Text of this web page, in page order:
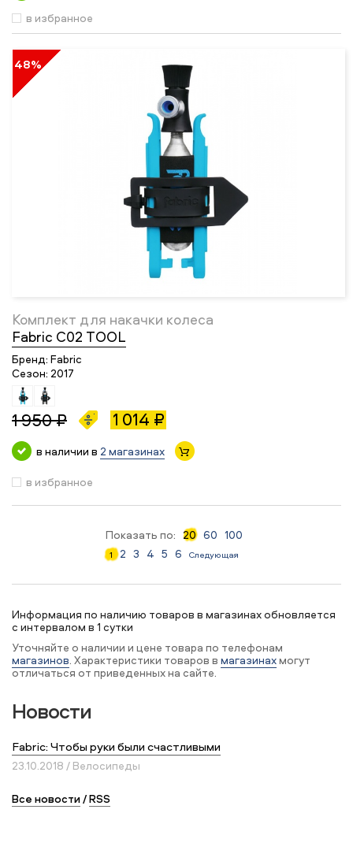
в избранное
48%
Комплект для накачки колеса
Fabric C02 TOOL
Бренд: Fabric
Сезон: 2017
1 950 ₽ 1 014 ₽
в наличии в 2 магазинах
в избранное
Показать по: 20 60 100
1 2 3 4 5 6 Следующая
Информация по наличию товаров в магазинах обновляется
с интервалом в 1 сутки
Уточняйте о наличии и цене товара по телефонам
магазинов. Характеристики товаров в магазинахмогут
отличаться от приведенных на сайте.
Новости
Fabric: Чтобы руки были счастливыми
23.10.2018 / Велосипеды
Все новости/RSS